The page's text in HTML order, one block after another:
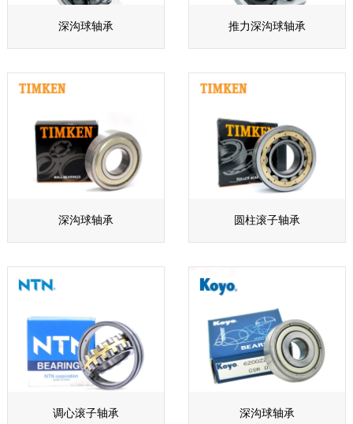
深沟球轴承 推力深沟球轴承
深沟球轴承 圆柱滚子轴承
调心滚子轴承 深沟球轴承